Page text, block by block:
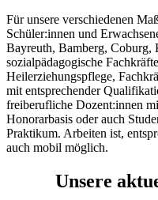
Für unsere verschiedenen
Schüler:innen und
Bayreuth, Bamberg,
sozialpädagogische
Heilerziehungspflege,
mit entsprechender
freiberufliche Dozent:innen
Honorarbasis oder auch
Praktikum. Arbeiten ist,
auch mobil möglich.
Unsere